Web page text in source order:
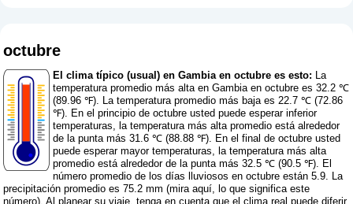
octubre
El clima típico (usual) en Gambia en octubre es esto: La
temperatura promedio más alta en Gambia en octubre es 32.2 ℃
(89.96 ℉). La temperatura promedio más baja es 22.7 ℃ (72.86
℉). En el principio de octubre usted puede esperar inferior
temperaturas, la temperatura más alta promedio está alrededor
de la punta más 31.6 ℃ (88.88 ℉). En el final de octubre usted
puede esperar mayor temperaturas, la temperatura más alta
promedio está alrededor de la punta más 32.5 ℃ (90.5 ℉). El
número promedio de los días lluviosos en octubre están 5.9. La
precipitación promedio es 75.2 mm (mira aquí, lo que significa este
número). Al planear su viaje, tenga en cuenta que el clima real puede diferir